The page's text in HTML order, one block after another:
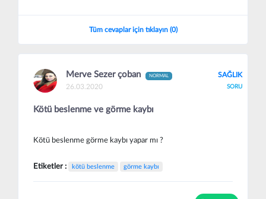
Tüm cevaplar için tıklayın (0)
Merve Sezer çoban NORMAL
26.03.2020
SAĞLIK
SORU
Kötü beslenme ve görme kaybı
Kötü beslenme görme kaybı yapar mı ?
Etiketler : kötü beslenme görme kaybı